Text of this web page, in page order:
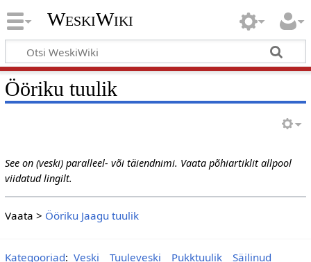
WeskiWiki
Ööriku tuulik
See on (veski) paralleel- või täiendnimi. Vaata põhiartiklit allpool
viidatud lingilt.
Vaata > Ööriku Jaagu tuulik
Kategooriad: Veski Tuuleveski Pukktuulik
Säilinud